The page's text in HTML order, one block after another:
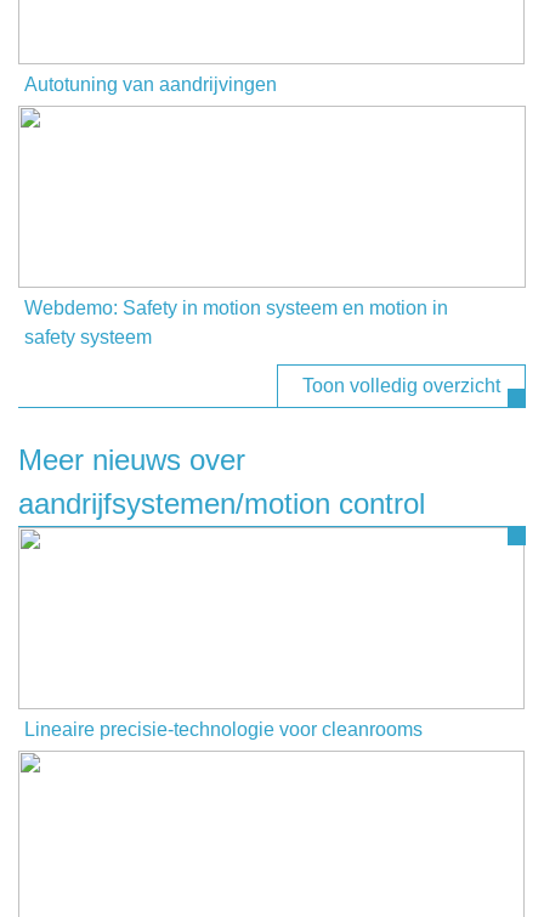
Autotuning van aandrijvingen
Webdemo: Safety in motion systeem en motion in
safety systeem
Toon volledig overzicht
Meer nieuws over
aandrijfsystemen/motion control
Lineaire precisie-technologie voor cleanrooms